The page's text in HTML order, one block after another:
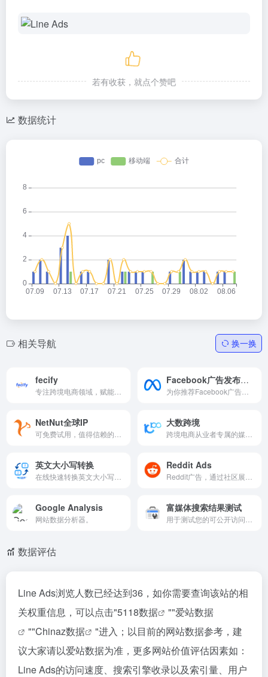
若有收获，就点个赞吧
数据统计
相关导航 换一换
fecify Facebook广告发布指南
NetNut全球IP 大数跨境
英文大小写转换 Reddit Ads
Google Analysis
网站数据分析器。
富媒体搜索结果测试
数据评估
Line Ads浏览人数已经达到36，如你需要查询该站的相
关权重信息，可以点击"5118数据 ""爱站数据
""Chinaz数据
"进入；以目前的网站数据参考，建
议大家请以爱站数据为准，更多网站价值评估因素如：
Line Ads的访问速度、搜索引擎收录以及索引量、用户